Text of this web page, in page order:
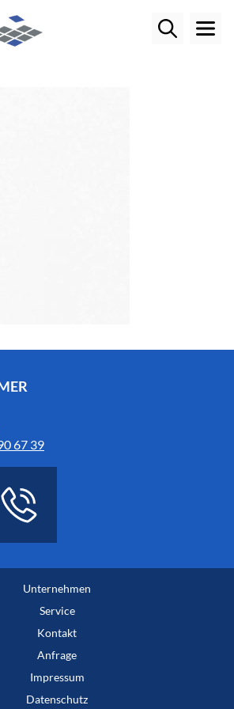
67 39
Unternehmen
Service
Kontakt
Anfrage
Impressum
Datenschutz